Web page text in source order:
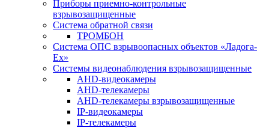
Приборы приемно-контрольные
взрывозащищенные
Система обратной связи
ТРОМБОН
Система ОПС взрывоопасных объектов «Ладога-
Ex»
Системы видеонаблюдения взрывозащищенные
AHD-видеокамеры
AHD-телекамеры
AHD-телекамеры взрывозащищенные
IP-видеокамеры
IP-телекамеры